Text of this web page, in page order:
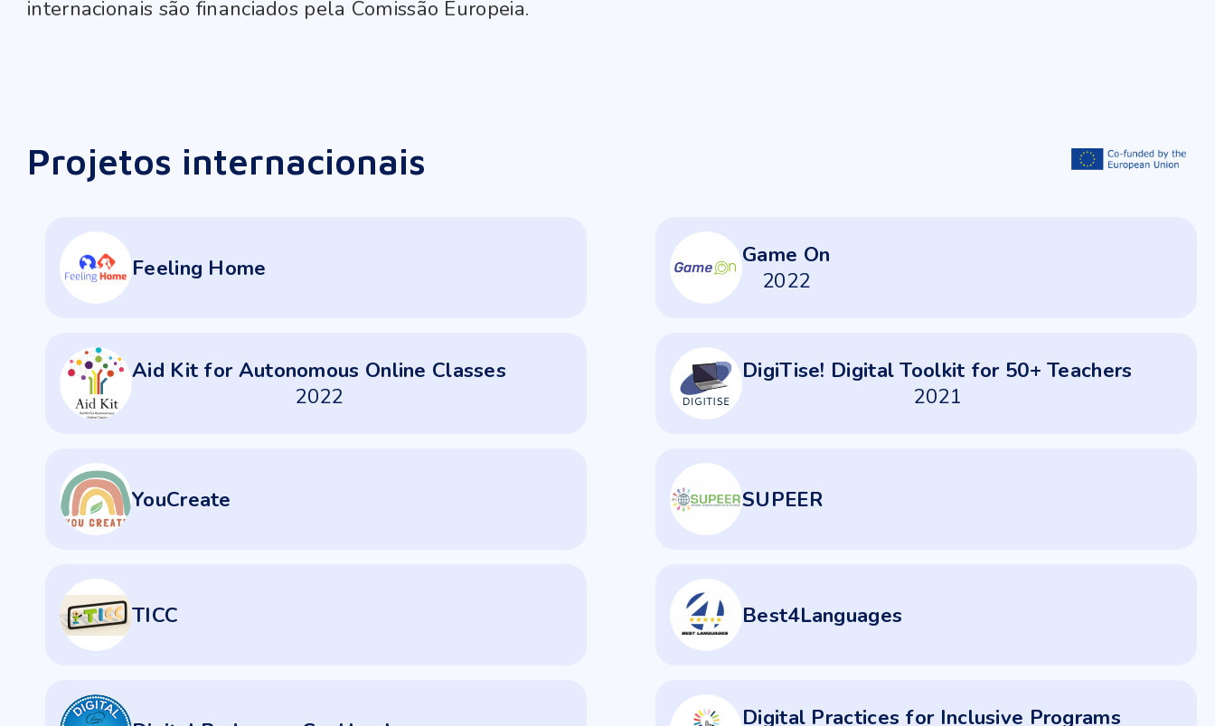
internacionais são financiados pela Comissão Europeia.
Projetos internacionais
Feeling Home
Game On
2022
Aid Kit for Autonomous Online Classes
2022
DigiTise! Digital Toolkit for 50+ Teachers
2021
YouCreate SUPEER
TICC Best4Languages
Digital Practices for Inclusive Programs